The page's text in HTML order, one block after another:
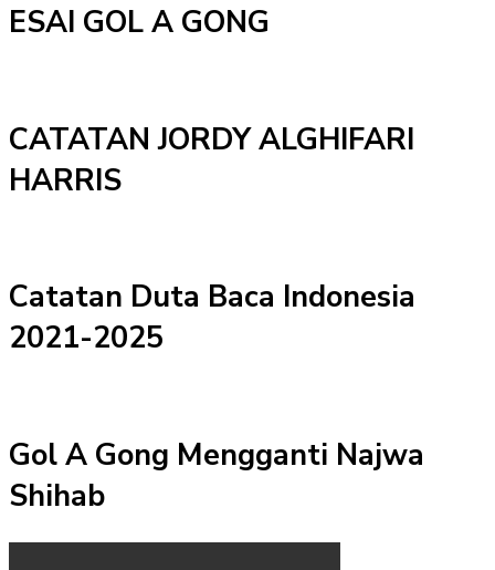
ESAI GOL A GONG
CATATAN JORDY ALGHIFARI
HARRIS
Catatan Duta Baca Indonesia
2021-2025
Gol A Gong Mengganti Najwa
Shihab